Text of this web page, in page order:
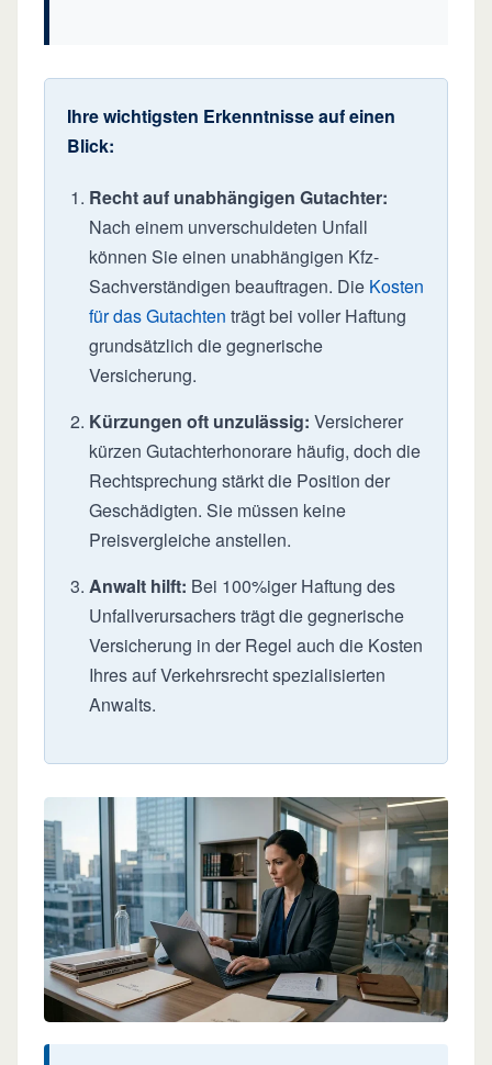
Ihre wichtigsten Erkenntnisse auf einen
Blick:
Recht auf unabhängigen Gutachter:
Nach einem unverschuldeten Unfall
können Sie einen unabhängigen Kfz-
Sachverständigen beauftragen. Die Kosten
für das Gutachten trägt bei voller Haftung
grundsätzlich die gegnerische
Versicherung.
Kürzungen oft unzulässig: Versicherer
kürzen Gutachterhonorare häufig, doch die
Rechtsprechung stärkt die Position der
Geschädigten. Sie müssen keine
Preisvergleiche anstellen.
Anwalt hilft: Bei 100%iger Haftung des
Unfallverursachers trägt die gegnerische
Versicherung in der Regel auch die Kosten
Ihres auf Verkehrsrecht spezialisierten
Anwalts.